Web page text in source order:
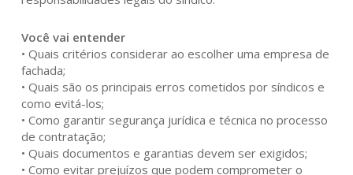
Você vai entender
• Quais critérios considerar ao escolher uma empresa de
fachada;
• Quais são os principais erros cometidos por síndicos e
como evitá-los;
• Como garantir segurança jurídica e técnica no processo
de contratação;
• Quais documentos e garantias devem ser exigidos;
• Como evitar prejuízos que podem comprometer o